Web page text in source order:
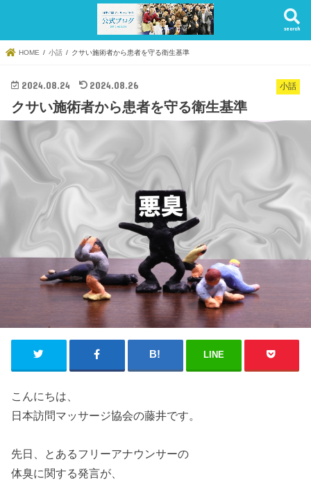
search
HOME 小話 クサい施術者から患者を守る衛生基準
小話
2024.08.24 2024.08.26
クサい施術者から患者を守る衛生基準
LINE
こんにちは、
日本訪問マッサージ協会の藤井です。
先日、とあるフリーアナウンサーの
体臭に関する発言が、